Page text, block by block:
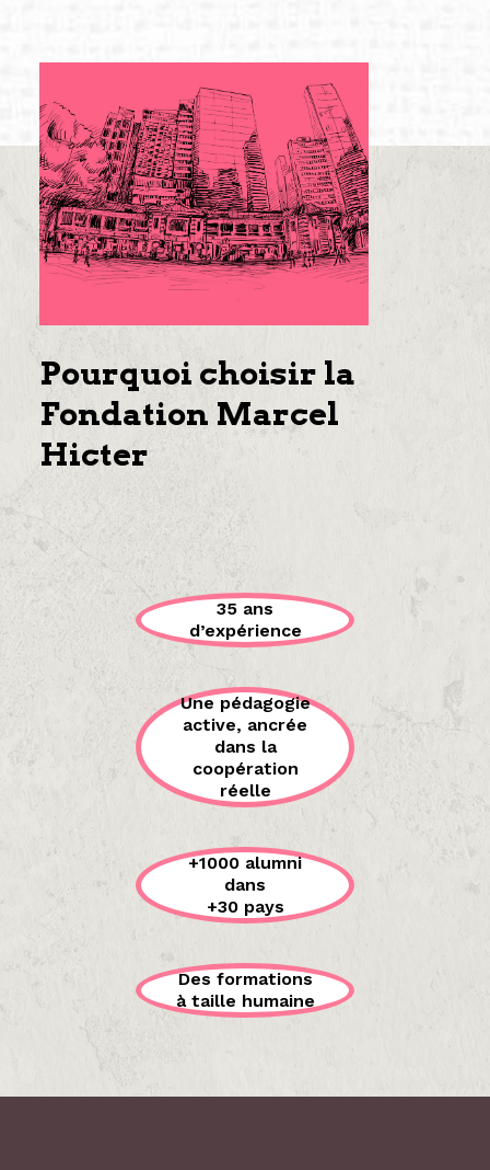
Pourquoi choisir la
Fondation Marcel
Hicter
35 ans
d’expérience
Une pédagogie
active, ancrée
dans la
coopération
réelle
+1000 alumni
dans
+30 pays
Des formations
à taille humaine